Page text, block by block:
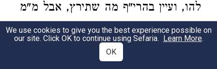
להו, ועיין בהרי"ף מה שתירץ, אבל מ"מ
קשה הלא ידע ר' יוחנן שיש בתי
מדרשות בבבל שהרבה שאלות ותשובות
We use cookies to give you the best experience possible on
our site. Click OK to continue using Sefaria. Learn More.
OK